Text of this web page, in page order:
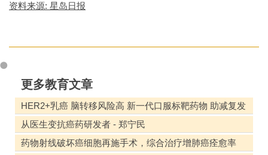
资料来源: 星岛日报
更多教育文章
HER2+乳癌 脑转移风险高 新一代口服标靶药物 助减复发
从医生变抗癌药研发者 - 郑宁民
药物射线破坏癌细胞再施手术，综合治疗增肺癌痊愈率